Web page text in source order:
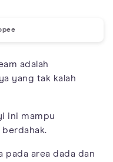
adalah
yang tak kalah
ini mampu
pada area dada dan